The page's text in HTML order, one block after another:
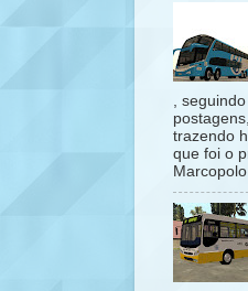
,
trazendo
que foi o